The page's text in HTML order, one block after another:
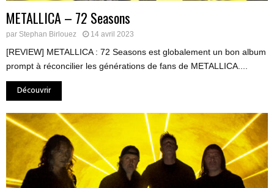
METALLICA – 72 Seasons
par Stephan Birlouez 14 avril 2023
[REVIEW] METALLICA : 72 Seasons est globalement un bon album
prompt à réconcilier les générations de fans de METALLICA....
Découvrir